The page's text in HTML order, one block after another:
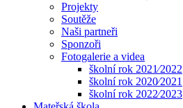
Projekty
Soutěže
Naši partneři
Sponzoři
Fotogalerie a videa
školní rok 2021⁄2022
školní rok 2020⁄2021
školní rok 2022⁄2023